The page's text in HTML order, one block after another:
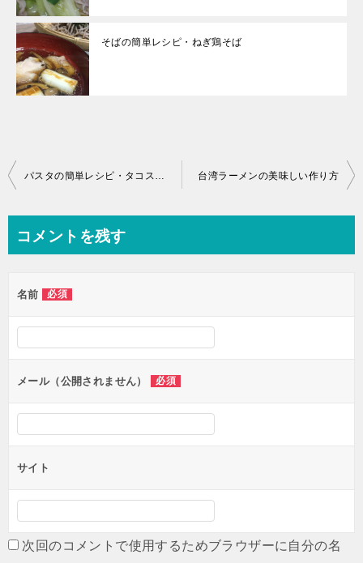
そばの簡単レシピ・ねぎ鶏そば
投
ビ
ー
シ
ョ
ン
台湾ラーメンの美味しい作り方
コメントを残す
名前 必須
メール（公開されません） 必須
サイト
次回のコメントで使用するためブラウザーに自分の名